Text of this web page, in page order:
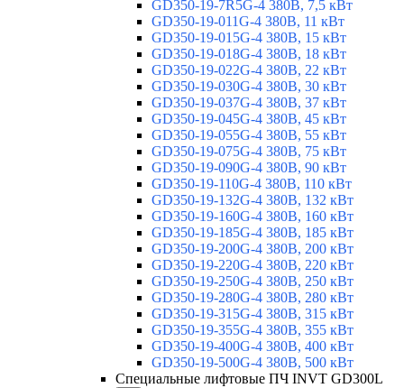
GD350-19-7R5G-4 380В, 7,5 кВт
GD350-19-011G-4 380В, 11 кВт
GD350-19-015G-4 380В, 15 кВт
GD350-19-018G-4 380В, 18 кВт
GD350-19-022G-4 380В, 22 кВт
GD350-19-030G-4 380В, 30 кВт
GD350-19-037G-4 380В, 37 кВт
GD350-19-045G-4 380В, 45 кВт
GD350-19-055G-4 380В, 55 кВт
GD350-19-075G-4 380В, 75 кВт
GD350-19-090G-4 380В, 90 кВт
GD350-19-110G-4 380В, 110 кВт
GD350-19-132G-4 380В, 132 кВт
GD350-19-160G-4 380В, 160 кВт
GD350-19-185G-4 380В, 185 кВт
GD350-19-200G-4 380В, 200 кВт
GD350-19-220G-4 380В, 220 кВт
GD350-19-250G-4 380В, 250 кВт
GD350-19-280G-4 380В, 280 кВт
GD350-19-315G-4 380В, 315 кВт
GD350-19-355G-4 380В, 355 кВт
GD350-19-400G-4 380В, 400 кВт
GD350-19-500G-4 380В, 500 кВт
Специальные лифтовые ПЧ INVT GD300L